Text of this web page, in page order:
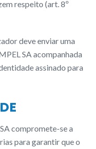
respeito (art. 8º
deve enviar uma
SA acompanhada
assinado para
compromete-se a
para garantir que o